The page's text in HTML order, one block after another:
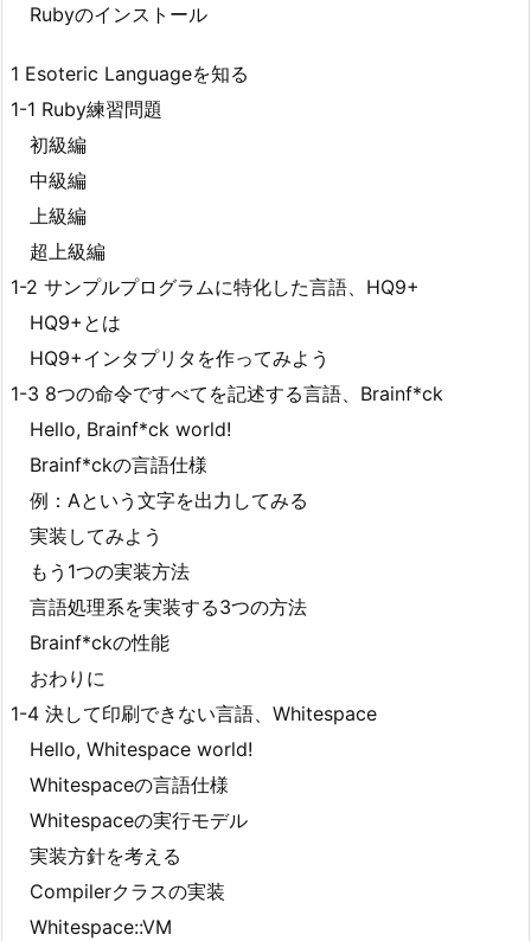
Rubyのインストール
1 Esoteric Languageを知る
1-1 Ruby練習問題
初級編
中級編
上級編
超上級編
1-2 サンプルプログラムに特化した言語、HQ9+
HQ9+とは
HQ9+インタプリタを作ってみよう
1-3 8つの命令ですべてを記述する言語、Brainf*ck
Hello, Brainf*ck world!
Brainf*ckの言語仕様
例：Aという文字を出力してみる
実装してみよう
もう1つの実装方法
言語処理系を実装する3つの方法
Brainf*ckの性能
おわりに
1-4 決して印刷できない言語、Whitespace
Hello, Whitespace world!
Whitespaceの言語仕様
Whitespaceの実行モデル
実装方針を考える
Compilerクラスの実装
Whitespace::VM